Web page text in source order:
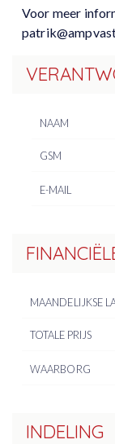
Voor meer
NAAM
GSM
E-MAIL
MAANDELIJKSE
TOTALE PRIJS
WAARBORG
INDELING